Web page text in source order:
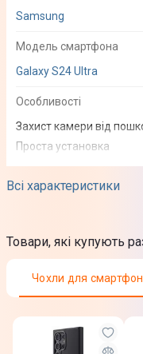
Всі характеристики
Samsung
Модель смартфона
Galaxy S24 Ultra
Особливості
Захист камери від
Проста установка
Зберігає якість контенту
Колір
Юридична інформація
Товар може
характеристики та
виробником.
Товари, які купують
Чохли для